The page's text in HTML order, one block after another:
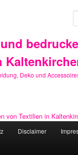
Deko und
Disclaimer